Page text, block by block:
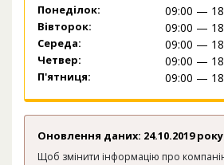
Понеділок: 09:00 —
Вівторок: 09:00 —
Середа: 09:00 —
Четвер: 09:00 —
П'ятниця: 09:00 —
Оновлення даних: 24.10.2019 року
Щоб змінити інформацію про